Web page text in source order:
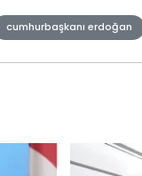
cumhurbaşkanı erdoğan